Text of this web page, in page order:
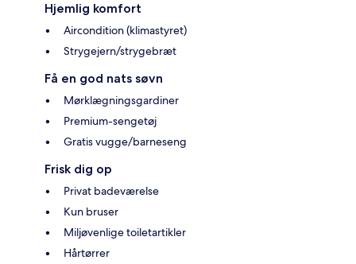
Hjemlig komfort
Aircondition (klimastyret)
Strygejern/strygebræt
Få en god nats søvn
Mørklægningsgardiner
Premium-sengetøj
Gratis vugge/barneseng
Frisk dig op
Privat badeværelse
Kun bruser
Miljøvenlige toiletartikler
Hårtørrer